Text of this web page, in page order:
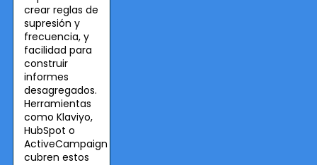
crear reglas de
supresión y
frecuencia, y
facilidad para
construir
informes
desagregados.
Herramientas
como Klaviyo,
HubSpot o
ActiveCampaign
cubren estos